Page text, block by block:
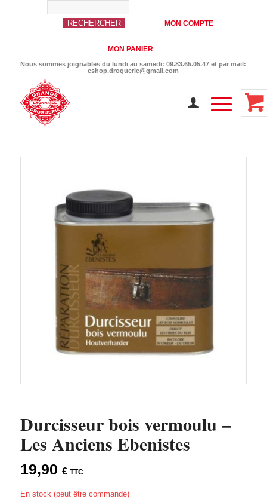
MON COMPTE
MON PANIER
Nous sommes joignables du lundi au samedi: 09.83.65.05.47 et par mail:
eshop.droguerie@gmail.com
Durcisseur bois vermoulu –
Les Anciens Ebenistes
19,90 € TTC
En stock (peut être commandé)